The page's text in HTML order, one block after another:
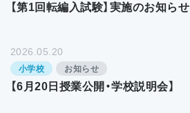
【第1回転編入試験】実施のお知らせ
2026.05.20
小学校 お知らせ
【6月20日授業公開・学校説明会】